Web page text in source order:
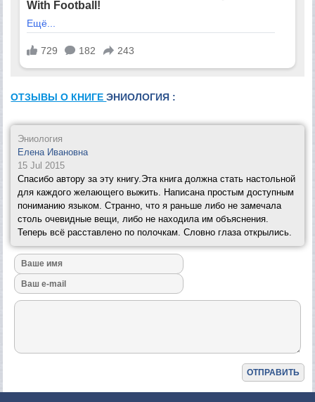
ОТЗЫВЫ О КНИГЕЭНИОЛОГИЯ :
Эниология
Елена Ивановна
15 Jul 2015
Спасибо автору за эту книгу.Эта книга должна стать настольной
для каждого желающего выжить. Написана простым доступным
пониманию языком. Странно, что я раньше либо не замечала
столь очевидные вещи, либо не находила им объяснения.
Теперь всё расставлено по полочкам. Словно глаза открылись.